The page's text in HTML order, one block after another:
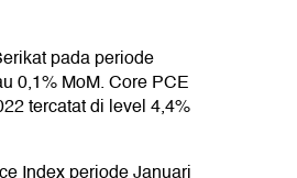
pada periode
0,1% MoM. Core PCE
tercatat di level 4,4%